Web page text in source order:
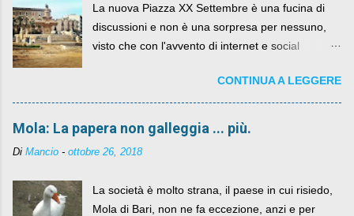
La nuova Piazza XX Settembre è una fucina di
discussioni e non è una sorpresa per nessuno,
visto che con l'avvento di internet e social
sua lasciandone anche traccia scritta nel web.
CONTINUA A LEGGERE
Mola: La papera non galleggia ... più.
Di Mancio - ottobre 26, 2018
La società è molto strana, il paese in cui risiedo,
Mola di Bari, non ne fa eccezione, anzi e per